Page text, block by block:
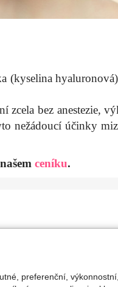
(kyselina
zcela bez anestezie,
nežádoucí účinky
ceníku.
preferenční,